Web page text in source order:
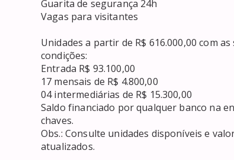
Guarita de segurança 24h
Vagas para visitantes
Unidades a partir de R$ 616.000,00 com
condições:
Entrada R$ 93.100,00
17 mensais de R$ 4.800,00
04 intermediárias de R$ 15.300,00
Saldo financiado por qualquer banco na
chaves.
Obs.: Consulte unidades disponíveis e
atualizados.